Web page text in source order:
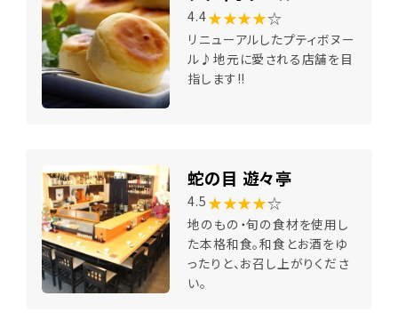
4.4★★★★☆
リニューアルしたプティボヌー
ル♪地元に愛される店舗を目
指します!!
蛇の目 遊々亭
4.5 ★★★★☆
地のもの・旬の食材を使用し
た本格和食。和食とお酒をゆ
ったりと、お召し上がりくださ
い。